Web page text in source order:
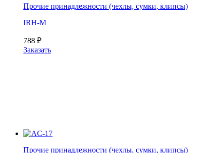
Прочие принадлежности (чехлы, сумки, клипсы)
IRH-M
788 ₽
Заказать
Прочие принадлежности (чехлы, сумки, клипсы)